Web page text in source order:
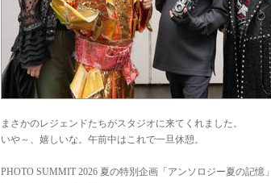
まさかのレジェンドたちがスタジオに来てくれました。
いや～、嬉しいな。午前中はこれで一旦休憩。
PHOTO SUMMIT 2026 夏の特別企画「アンソロジー夏の記憶」